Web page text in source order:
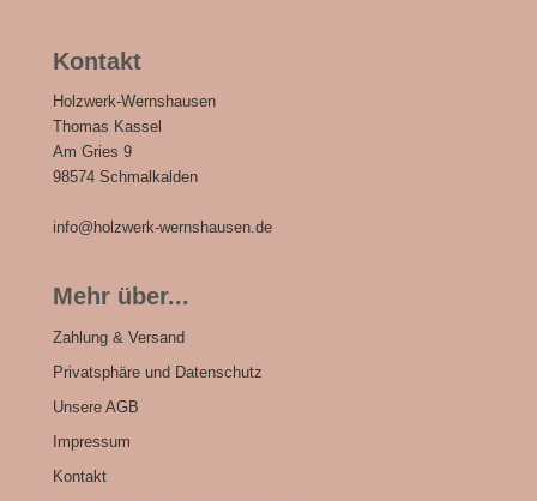
Kontakt
Holzwerk-Wernshausen
Thomas Kassel
Am Gries 9
98574 Schmalkalden
info@holzwerk-wernshausen.de
Mehr über...
Zahlung & Versand
Privatsphäre und Datenschutz
Unsere AGB
Impressum
Kontakt